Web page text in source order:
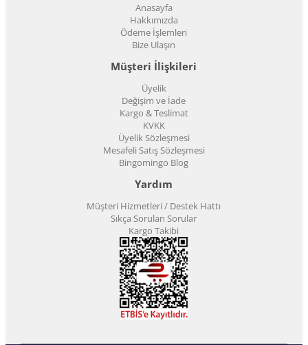
Anasayfa
Hakkımızda
Ödeme İşlemleri
Bize Ulaşın
Müşteri İlişkileri
Üyelik
Değişim ve İade
Kargo & Teslimat
KVKK
Üyelik Sözleşmesi
Mesafeli Satış Sözleşmesi
Bingomingo Blog
Yardım
Müşteri Hizmetleri / Destek Hattı
Sıkça Sorulan Sorular
Kargo Takibi